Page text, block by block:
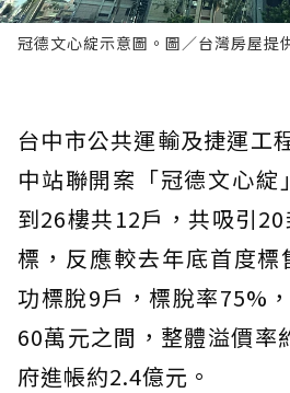
冠德文心綻示意圖。圖／台灣房屋提
台中市公共運輸及捷運工
中站聯開案「冠德文心綻
到26樓共12戶，共吸引
標，反應較去年底首度標
功標脫9戶，標脫率75%
60萬元之間，整體溢價率
府進帳約2.4億元。